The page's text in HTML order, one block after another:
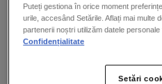
AFLĂ MAI MULTE
Puteți gestiona în orice moment
urile, accesând Setările. Aflați mai multe
partenerii noștri utilizăm datele personale
Confidențialitate
Setări